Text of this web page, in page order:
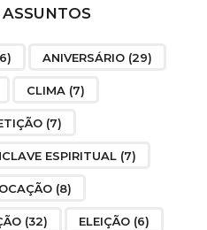
ANIVERSÁRIO (29)
CLIMA (7)
(7)
ESPIRITUAL (7)
(8)
(32) ELEIÇÃO (6)